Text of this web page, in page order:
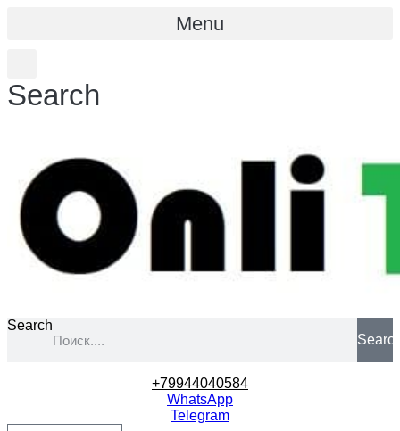
Menu
Search
Search
+79944040584
WhatsApp
Telegram